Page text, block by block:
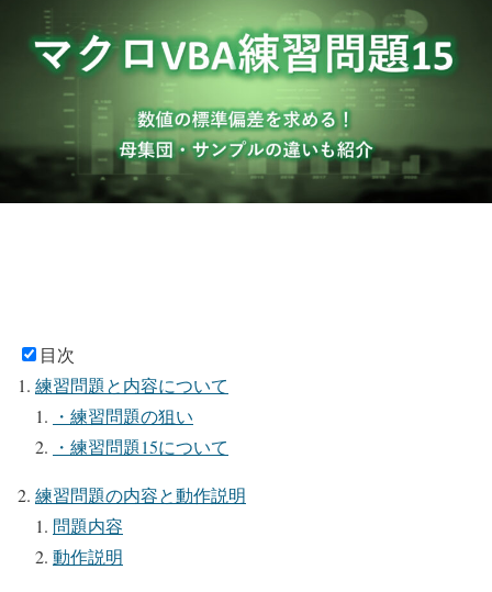
目次
練習問題と内容について
・練習問題の狙い
・練習問題15について
練習問題の内容と動作説明
問題内容
動作説明